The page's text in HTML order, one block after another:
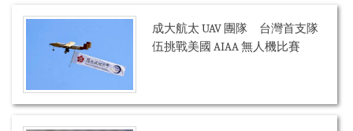
成大航太 UAV 團隊 台灣首支隊
伍挑戰美國 AIAA 無人機比賽